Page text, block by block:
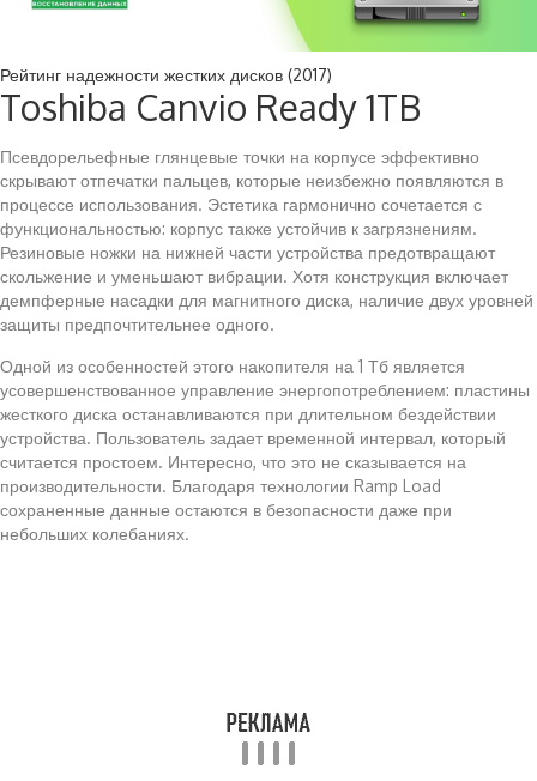
Рейтинг надежности жестких дисков (2017)
Toshiba Canvio Ready 1TB
Псевдорельефные глянцевые точки на корпусе эффективно
скрывают отпечатки пальцев, которые неизбежно появляются в
процессе использования. Эстетика гармонично сочетается с
функциональностью: корпус также устойчив к загрязнениям.
Резиновые ножки на нижней части устройства предотвращают
скольжение и уменьшают вибрации. Хотя конструкция включает
демпферные насадки для магнитного диска, наличие двух уровней
защиты предпочтительнее одного.
Одной из особенностей этого накопителя на 1 Тб является
усовершенствованное управление энергопотреблением: пластины
жесткого диска останавливаются при длительном бездействии
устройства. Пользователь задает временной интервал, который
считается простоем. Интересно, что это не сказывается на
производительности. Благодаря технологии Ramp Load
сохраненные данные остаются в безопасности даже при
небольших колебаниях.